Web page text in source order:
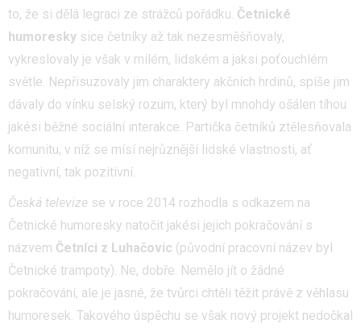
to, že si dělá legraci ze strážců pořádku. Četnické
humoresky sice četníky až tak nezesměšňovaly,
vykreslovaly je však v milém, lidském a jaksi poťouchlém
světle. Nepřisuzovaly jim charaktery akčních hrdinů, spíše jim
dávaly do vínku selský rozum, který byl mnohdy ošálen tíhou
jakési běžné sociální interakce. Partička četníků ztělesňovala
komunitu, v níž se mísí nejrůznější lidské vlastnosti, ať
negativní, tak pozitivní.
Česká televize se v roce 2014 rozhodla s odkazem na
Četnické humoresky natočit jakési jejich pokračování s
názvem Četníci z Luhačovic (původní pracovní název byl
Četnické trampoty). Ne, dobře. Nemělo jít o žádné
pokračování, ale je jasné, že tvůrci chtěli těžit právě z věhlasu
humoresek. Takového úspěchu se však nový projekt nedočkal